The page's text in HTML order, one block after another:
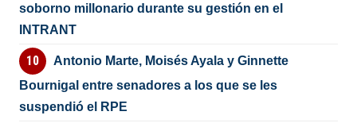
soborno millonario durante su gestión en el
INTRANT
Antonio Marte, Moisés Ayala y Ginnette
Bournigal entre senadores a los que se les
suspendió el RPE